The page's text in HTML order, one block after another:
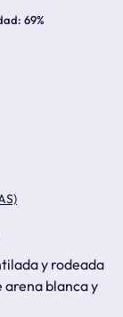
69%
y rodeada
arena blanca y